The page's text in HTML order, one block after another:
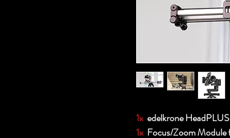
1x edelkrone HeadPLUS
1x Focus/Zoom